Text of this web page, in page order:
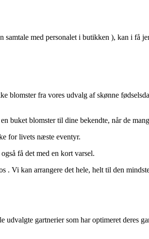
med personalet i butikken ), kan i få
fra vores udvalg af skønne
buket blomster til dine bekendte, når de
for livets næste eventyr.
få det med en kort varsel.
. Vi kan arrangere det hele, helt til den
gartnerier som har optimeret deres